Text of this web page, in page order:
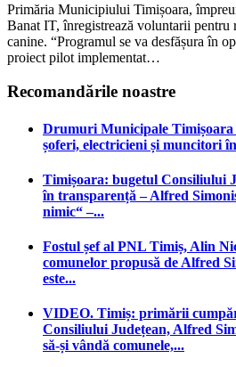
Primăria Municipiului Timișoara,
Banat IT, înregistrează voluntarii pentru
canine. “Programul se va desfășura în
proiect pilot implementat…
Recomandările noastre
Drumuri Municipale Timișoara
șoferi, electricieni și muncitori
Timișoara: bugetul Consiliului
în transparență – Alfred
nimic“ –...
Fostul șef al PNL Timiș, Alin
comunelor propusă de Alfred
este...
VIDEO. Timiș: primării
Consiliului Județean, Alfred
să-și vândă comunele,...